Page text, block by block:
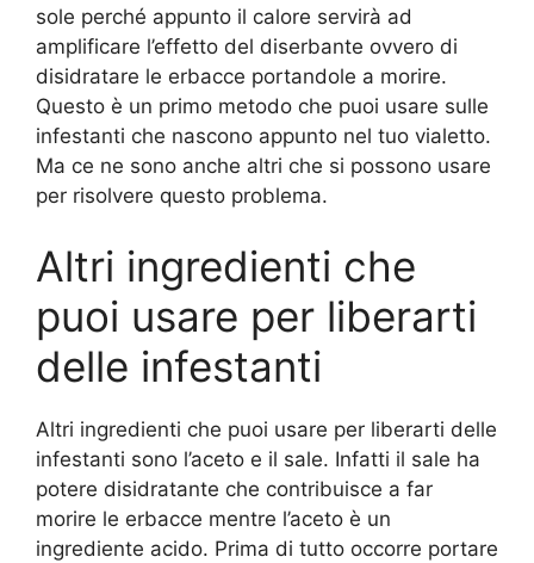
sole perché appunto il calore servirà ad
amplificare l’effetto del diserbante ovvero di
disidratare le erbacce portandole a morire.
Questo è un primo metodo che puoi usare sulle
infestanti che nascono appunto nel tuo vialetto.
Ma ce ne sono anche altri che si possono usare
per risolvere questo problema.
Altri ingredienti che
puoi usare per liberarti
delle infestanti
Altri ingredienti che puoi usare per liberarti delle
infestanti sono l’aceto e il sale. Infatti il sale ha
potere disidratante che contribuisce a far
morire le erbacce mentre l’aceto è un
ingrediente acido. Prima di tutto occorre portare